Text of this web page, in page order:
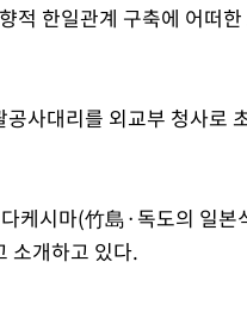
적 한일관계 구축에 어떠
사대리를 외교부 청사로
케시마(竹島·독도의 일본
소개하고 있다.